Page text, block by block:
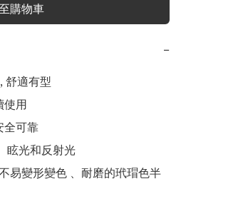
購物車
−
舒適有型
使用
全可靠
眩光和反射光
易變形變色 、耐磨的玳瑁色半